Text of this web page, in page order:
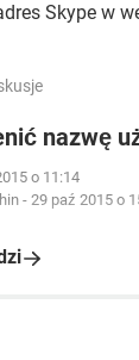
Skype w
nazwę
o 11:14
- 29 paź 2015 o